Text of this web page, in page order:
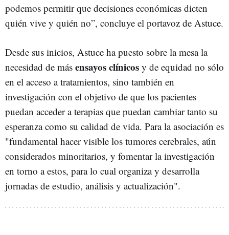
podemos permitir que decisiones económicas dicten
quién vive y quién no”, concluye el portavoz de Astuce.
Desde sus inicios, Astuce ha puesto sobre la mesa la
necesidad de más ensayos clínicos y de equidad no sólo
en el acceso a tratamientos, sino también en
investigación con el objetivo de que los pacientes
puedan acceder a terapias que puedan cambiar tanto su
esperanza como su calidad de vida. Para la asociación es
"fundamental hacer visible los tumores cerebrales, aún
considerados minoritarios, y fomentar la investigación
en torno a estos, para lo cual organiza y desarrolla
jornadas de estudio, análisis y actualización".